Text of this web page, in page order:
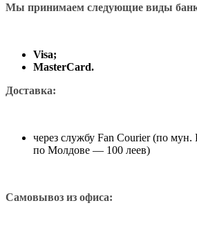
Мы принимаем следующие виды
Visa;
MasterCard.
Доставка:
через службу Fan Courier (по
по Молдове — 100 леев)
Самовывоз из офиса: